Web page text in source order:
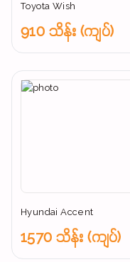
Toyota Wish
910 သိန်း (ကျပ်)
Hyundai Accent
1570 သိန်း (ကျပ်)